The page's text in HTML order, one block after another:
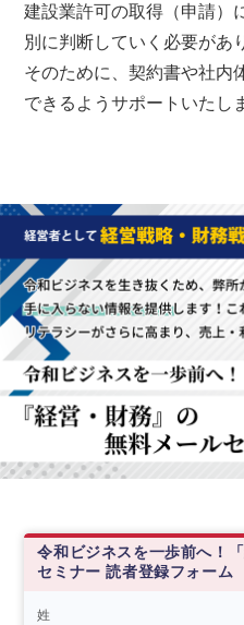
建設業許可の取得（申請）
別に判断していく必要があ
そのために、契約書や社内
できるようサポートいたし
令和ビジネスを一歩前へ！
セミナー 読者登録フォーム
姓